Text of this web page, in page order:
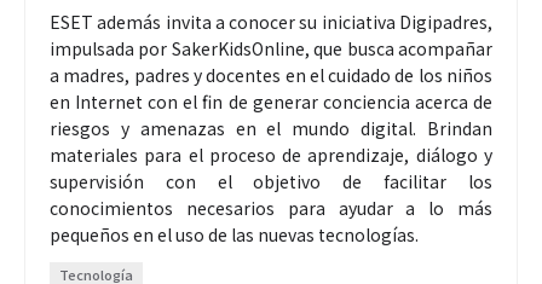
ESET además invita a conocer su iniciativa Digipadres,
impulsada por SakerKidsOnline, que busca acompañar
a madres, padres y docentes en el cuidado de los niños
en Internet con el fin de generar conciencia acerca de
riesgos y amenazas en el mundo digital. Brindan
materiales para el proceso de aprendizaje, diálogo y
supervisión con el objetivo de facilitar los
conocimientos necesarios para ayudar a lo más
pequeños en el uso de las nuevas tecnologías.
Tecnología